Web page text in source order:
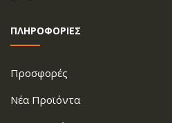
ΠΛΗΡΟΦΟΡΙΕΣ
Προσφορές
Νέα Προϊόντα